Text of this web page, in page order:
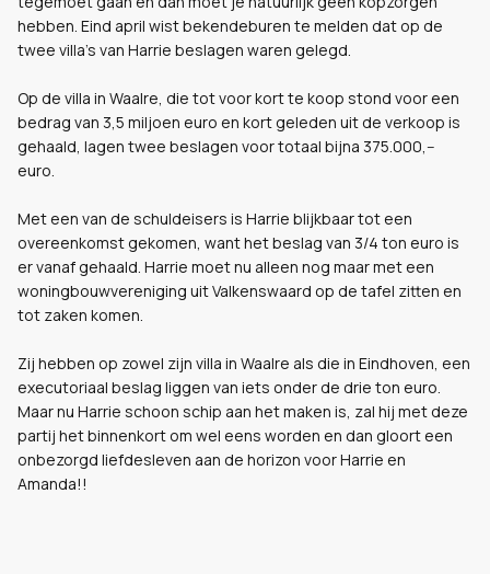
hebben. Eind april wist bekendeburen te melden dat op de
twee villa's van Harrie beslagen waren gelegd.
Op de villa in Waalre, die tot voor kort te koop stond voor een
bedrag van 3,5 miljoen euro en kort geleden uit de verkoop is
gehaald, lagen twee beslagen voor totaal bijna 375.000,--
euro.
Met een van de schuldeisers is Harrie blijkbaar tot een
overeenkomst gekomen, want het beslag van 3/4 ton euro is
er vanaf gehaald. Harrie moet nu alleen nog maar met een
woningbouwvereniging uit Valkenswaard op de tafel zitten en
tot zaken komen.
Zij hebben op zowel zijn villa in Waalre als die in Eindhoven, een
executoriaal beslag liggen van iets onder de drie ton euro.
Maar nu Harrie schoon schip aan het maken is, zal hij met deze
partij het binnenkort om wel eens worden en dan gloort een
onbezorgd liefdesleven aan de horizon voor Harrie en
Amanda!!